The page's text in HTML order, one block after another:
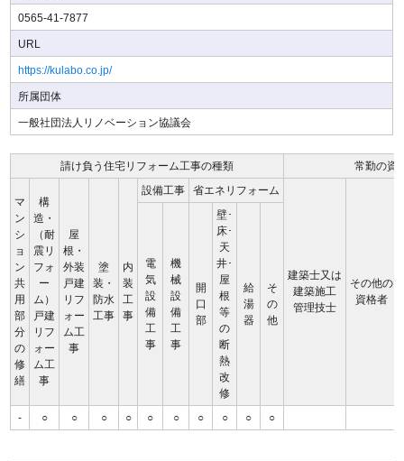
0565-41-7877
URL
https://kulabo.co.jp/
所属団体
一般社団法人リノベーション協議会
請け負う住宅リフォーム工事の種類 常勤の資
マ
ン
シ
ョ
ン
共
用
部
分
の
修
繕
構
造・
（耐
震リ
フォ
ー
ム）
戸建
リフ
ォー
ム工
事
屋
根・
外装
戸建
リフ
ォー
ム工
事
塗
装・
防水
工事
内
装
工
事
設備工事 省エネリフォーム
建築士又は
建築施工
管理技士
その他の
資格者
電
気
設
備
工
事
機
械
設
備
工
事
開
口
部
壁･
床･
天
井･
屋
根
等
の
断
熱
改
修
給
湯
器
そ
の
他
- ○ ○ ○ ○ ○ ○ ○ ○ ○ ○